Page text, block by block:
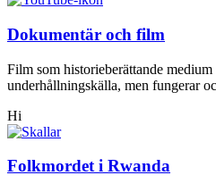
Dokumentär och film
Film som historieberättande
underhållningskälla, men fungerar
Hi
Folkmordet i Rwanda